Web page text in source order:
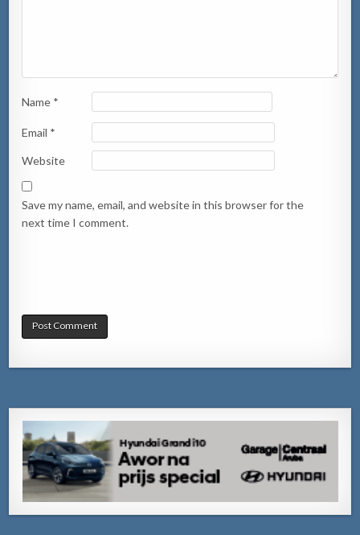
Name *
Email *
Website
Save my name, email, and website in this browser for the
next time I comment.